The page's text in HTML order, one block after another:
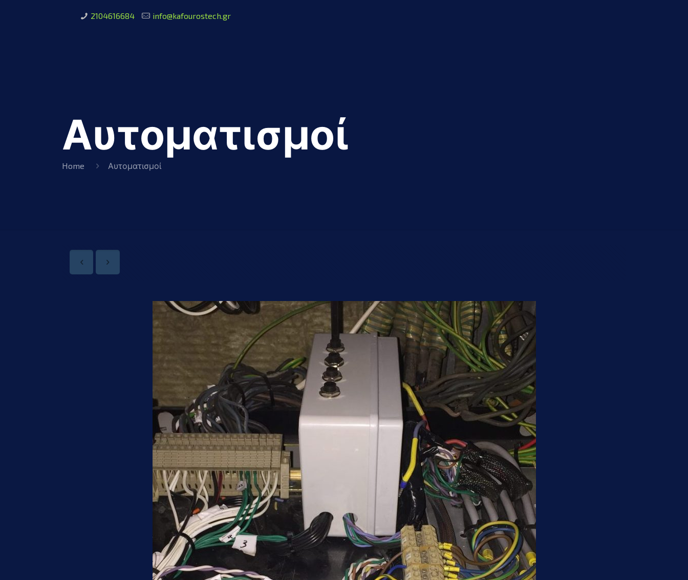
2104616684 info@kafourostech.gr
Αυτοματισμοί
Home Αυτοματισμοί